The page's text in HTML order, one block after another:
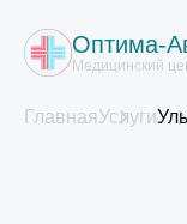
Оптима-
Медицинский
ГлавнаяУслуги